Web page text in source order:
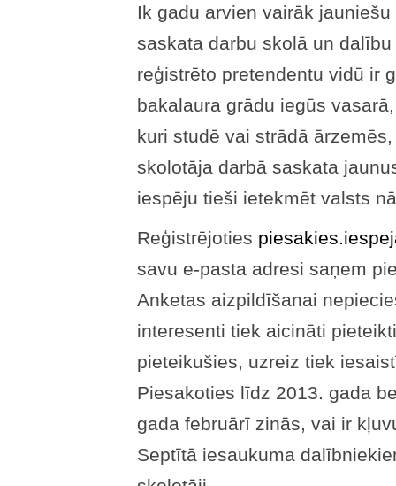
Ik gadu arvien vairāk
saskata darbu skolā un dalību
reģistrēto pretendentu vidū ir
bakalaura grādu iegūs
kuri studē vai strādā
skolotāja darbā saskata
iespēju tieši ietekmēt valsts
Reģistrējoties
savu e-pasta adresi saņem
Anketas aizpildīšanai
interesenti tiek aicināti
pieteikušies, uzreiz tiek
Piesakoties līdz 2013. gada
gada februārī zinās, vai ir
Septītā iesaukuma